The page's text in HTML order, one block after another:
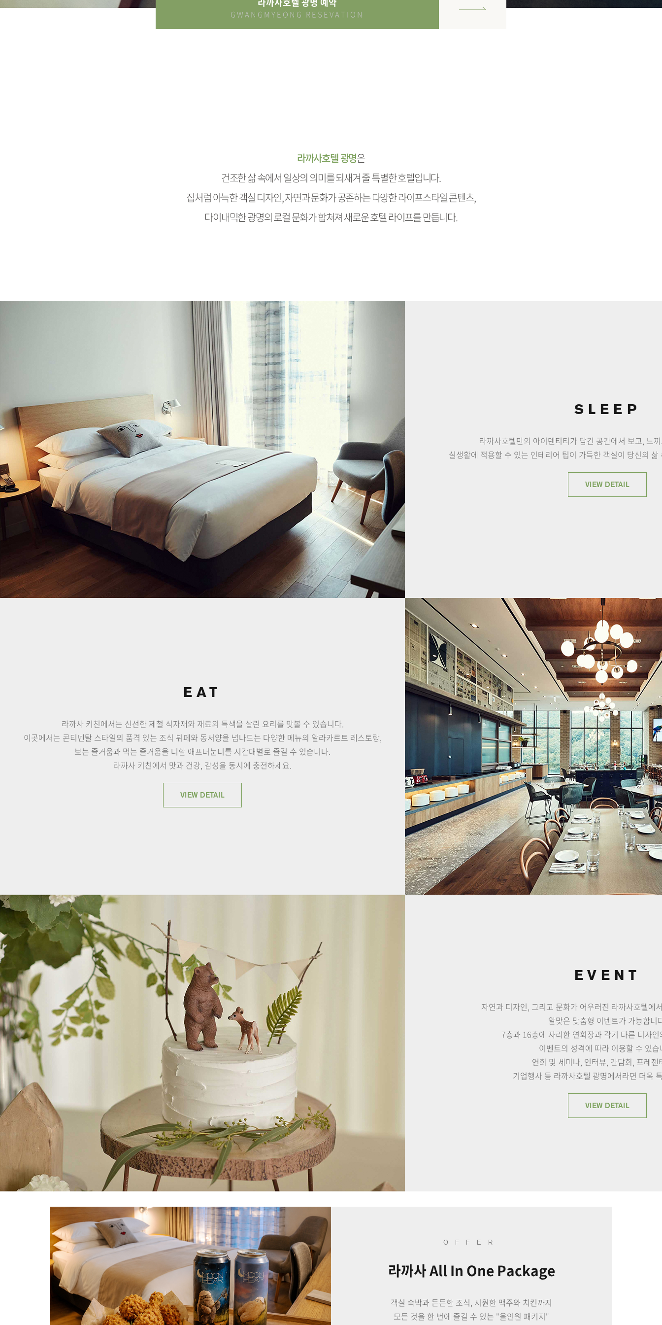
GWANGMYEONG RESEVATION
라까사호텔 광명은
건조한 삶 속에서 일상의 의미를 되새겨 줄특별한 호텔입니다.
집처럼 아늑한 객실 디자인,자연과 문화가 공존하는 다양한 라이프스타일 콘텐츠,
다이내믹한 광명의 로컬 문화가 합쳐져새로운 호텔 라이프를 만듭니다.
라까사호텔 광명만의 디자인 아이덴티티와 실생활 인테리어 팁을 얻을 수 있는 아늑한 라이프스타일 객실 전경
SLEEP
라까사호텔만의 아이덴티티가 담긴 공간에서 보고, 느
실생활에 적용할 수 있는 인테리어 팁이 가득한 객실이 당신의 삶
VIEW DETAIL
라까사 키친의 품격 있는 호텔 조식 뷔페와 제철 식재료를 사용한 알라카르트 메뉴 및 애프터눈티
EAT
라까사 키친에서는 신선한 제철 식자재와 재료의 특색을 살린 요리를 맛볼 수 있습니다.
이곳에서는 콘티넨탈 스타일의 품격 있는 조식 뷔페와 동서양을 넘나드는 다양한 메뉴의 알라카르트 레스토랑,
보는 즐거움과 먹는 즐거움을 더할 애프터눈티를 시간대별로 즐길 수 있습니다.
라까사 키친에서 맛과 건강, 감성을 동시에 충전하세요.
VIEW DETAIL
7층과 16층 연회장 및 펜트하우스에서 진행되는 비즈니스 세미나, 기업 행사, 간담회를 위한 라까사호텔 광명의 맞춤형 이벤트 공간
EVENT
자연과 디자인, 그리고 문화가 어우러진 라까사호텔에
알맞은 맞춤형 이벤트가 가능합니
7층과 16층에 자리한 연회장과 각기 다른 디자
이벤트의 성격에 따라 이용할 수 있습
연회 및 세미나, 인터뷰, 간담회, 프레젠
기업행사 등 라까사호텔 광명에서라면 더욱
VIEW DETAIL
OFFER
펜트하우스 'GARDEN' 프라이빗 자쿠지 패키지
특별한 여름, 특별한 추억을 위해 준비한
호화로운 펜트하우스 프라이빗 자쿠지 패키지